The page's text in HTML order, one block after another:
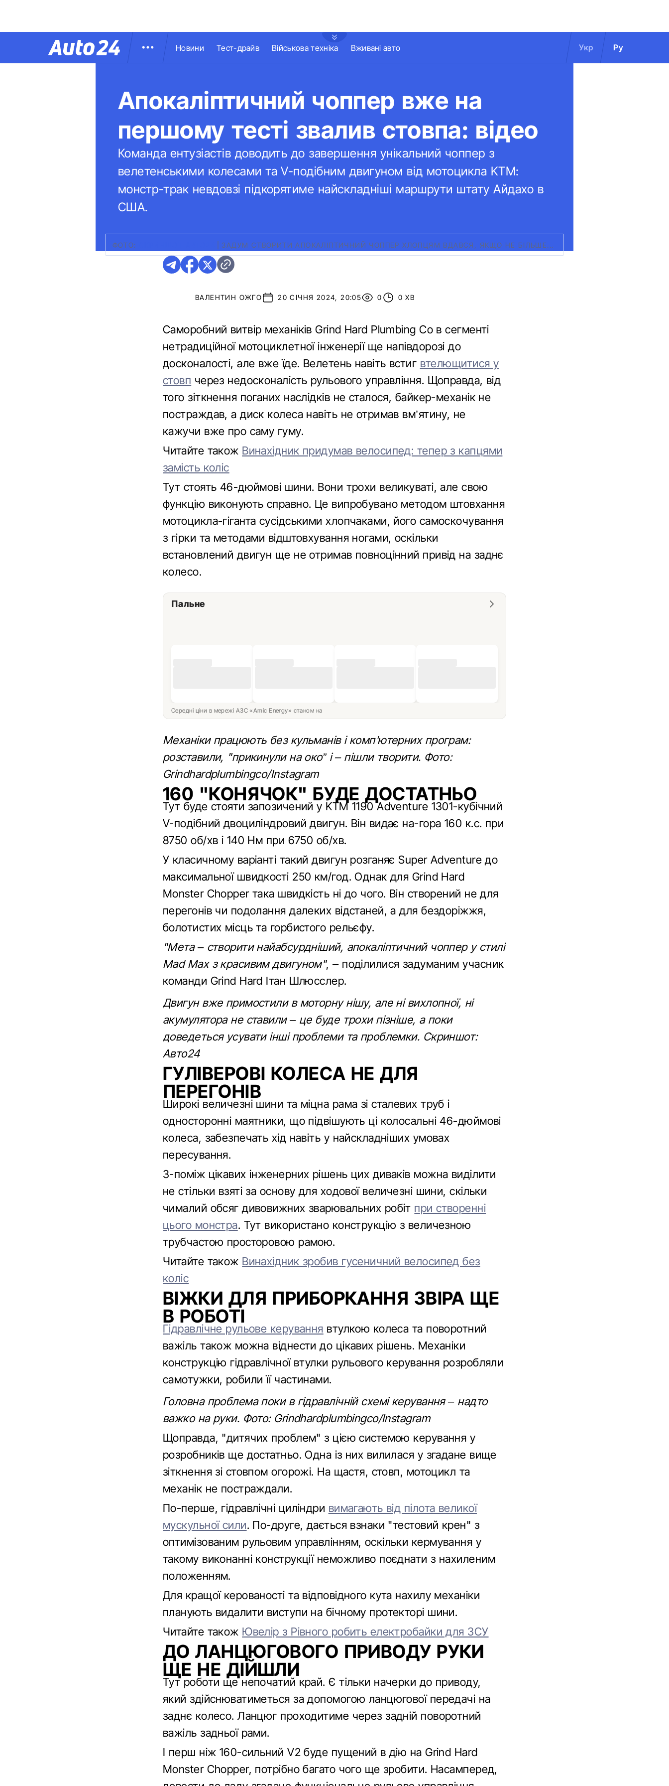
Новини Тест-драйв Військова техніка Вживані авто Укр Ру
Апокаліптичний чоппер вже на
першому тесті звалив стовпа: відео
Команда ентузіастів доводить до завершення унікальний чоппер з
велетенськими колесами та V-подібним двигуном від мотоцикла KTM:
монстр-трак невдовзі підкорятиме найскладніші маршрути штату Айдахо в
США.
ФОТО: ЗАДУМ СТВОРИТИ АПОКАЛІПТИЧНИЙ ЧОППЕР ХЛОПЦЯМ ВДАВСЯ, ЯКЩО НЕ БІЛЬШЕ...
ВАЛЕНТИН ОЖГО 20 СІЧНЯ 2024, 20:05 0 0 ХВ
Саморобний витвір механіків Grind Hard Plumbing Co в сегменті
нетрадиційної мотоциклетної інженерії ще напівдорозі до
досконалості, але вже їде. Велетень навіть встиг втелющитися у
стовп через недосконалість рульового управління. Щоправда, від
того зіткнення поганих наслідків не сталося, байкер-механік не
постраждав, а диск колеса навіть не отримав вм’ятину, не
кажучи вже про саму гуму.
Читайте також Винахідник придумав велосипед: тепер з капцями
замість коліс
Тут стоять 46-дюймові шини. Вони трохи великуваті, але свою
функцію виконують справно. Це випробувано методом штовхання
мотоцикла-гіганта сусідськими хлопчаками, його самоскочування
з гірки та методами відштовхування ногами, оскільки
встановлений двигун ще не отримав повноцінний привід на заднє
колесо.
Пальне
Середні ціни в мережі АЗС «Amic Energy» станом на
Механіки працюють без кульманів і комп'ютерних програм:
розставили, "прикинули на око” і – пішли творити. Фото:
Grindhardplumbingco/Instagram
160 "КОНЯЧОК" БУДЕ ДОСТАТНЬО
Тут буде стояти запозичений у KTM 1190 Adventure 1301-кубічний
V-подібний двоциліндровий двигун. Він видає на-гора 160 к.с. при
8750 об/хв і 140 Нм при 6750 об/хв.
У класичному варіанті такий двигун розганяє Super Adventure до
максимальної швидкості 250 км/год. Однак для Grind Hard
Monster Chopper така швидкість ні до чого. Він створений не для
перегонів чи подолання далеких відстаней, а для бездоріжжя,
болотистих місць та горбистого рельєфу.
"Мета – створити найабсурдніший, апокаліптичний чоппер у стилі
Mad Max з красивим двигуном", – поділилися задуманим учасник
команди Grind Hard Ітан Шлюсслер.
Двигун вже примостили в моторну нішу, але ні вихлопної, ні
акумулятора не ставили – це буде трохи пізніше, а поки
доведеться усувати інші проблеми та проблемки. Скриншот:
Авто24
ГУЛІВЕРОВІ КОЛЕСА НЕ ДЛЯ
ПЕРЕГОНІВ
Широкі величезні шини та міцна рама зі сталевих труб і
односторонні маятники, що підвішують ці колосальні 46-дюймові
колеса, забезпечать хід навіть у найскладніших умовах
пересування.
З-поміж цікавих інженерних рішень цих диваків можна виділити
не стільки взяті за основу для ходової величезні шини, скільки
чималий обсяг дивовижних зварювальних робіт при створенні
цього монстра. Тут використано конструкцію з величезною
трубчастою просторовою рамою.
Читайте також Винахідник зробив гусеничний велосипед без
коліс
ВІЖКИ ДЛЯ ПРИБОРКАННЯ ЗВІРА ЩЕ
В РОБОТІ
Гідравлічне рульове керування втулкою колеса та поворотний
важіль також можна віднести до цікавих рішень. Механіки
конструкцію гідравлічної втулки рульового керування розробляли
самотужки, робили її частинами.
Головна проблема поки в гідравлічній схемі керування – надто
важко на руки. Фото: Grindhardplumbingco/Instagram
Щоправда, "дитячих проблем" з цією системою керування у
розробників ще достатньо. Одна із них вилилася у згадане вище
зіткнення зі стовпом огорожі. На щастя, стовп, мотоцикл та
механік не постраждали.
По-перше, гідравлічні циліндри вимагають від пілота великої
мускульної сили. По-друге, дається взнаки "тестовий крен" з
оптимізованим рульовим управлінням, оскільки кермування у
такому виконанні конструкції неможливо поєднати з нахиленим
положенням.
Для кращої керованості та відповідного кута нахилу механіки
планують видалити виступи на бічному протекторі шини.
Читайте також Ювелір з Рівного робить електробайки для ЗСУ
ДО ЛАНЦЮГОВОГО ПРИВОДУ РУКИ
ЩЕ НЕ ДІЙШЛИ
Тут роботи ще непочатий край. Є тільки начерки до приводу,
який здійснюватиметься за допомогою ланцюгової передачі на
заднє колесо. Ланцюг проходитиме через задній поворотний
важіль задньої рами.
І перш ніж 160-сильний V2 буде пущений в дію на Grind Hard
Monster Chopper, потрібно багато чого ще зробити. Насамперед,